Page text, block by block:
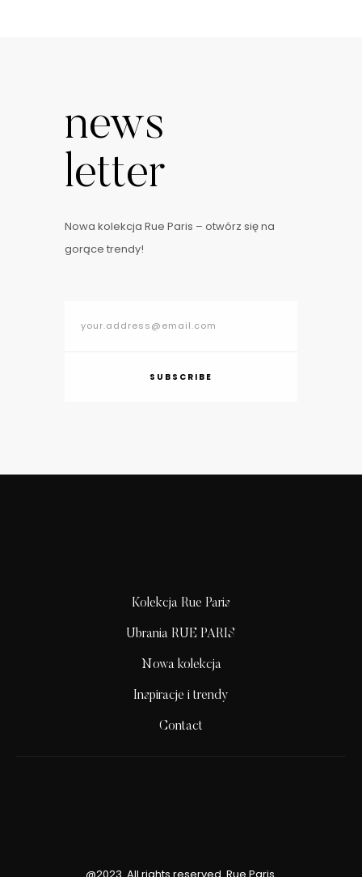
news
letter
Nowa kolekcja Rue Paris – otwórz się na
gorące trendy!
SUBSCRIBE
Kolekcja Rue Paris
Ubrania RUE PARIS
Nowa kolekcja
Inspiracje i trendy
Contact
@2023. All rights reserved. Rue Paris.